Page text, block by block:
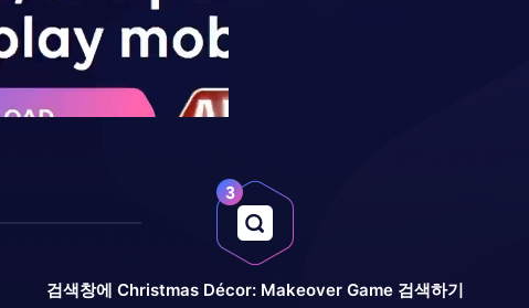
검색창에 Christmas Décor: Makeover Game 검색하기